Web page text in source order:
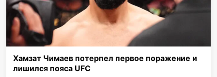
Хамзат Чимаев потерпел первое поражение и
лишилcя пояса UFC